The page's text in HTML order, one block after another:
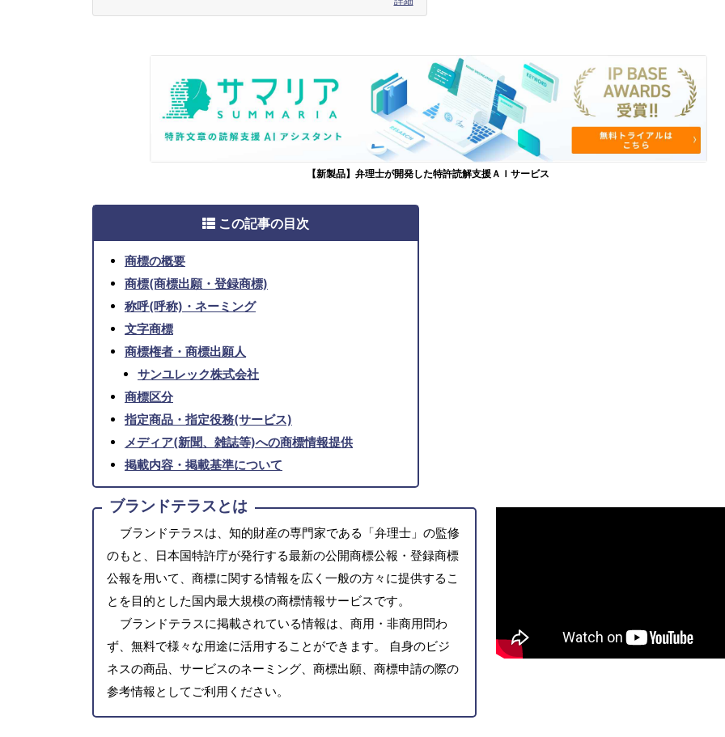
【新製品】弁理士が開発した特許読解支援ＡＩサービス
この記事の目次
商標の概要
商標(商標出願・登録商標)
称呼(呼称)・ネーミング
文字商標
商標権者・商標出願人
サンユレック株式会社
商標区分
指定商品・指定役務(サービス)
メディア(新聞、雑誌等)への商標情報提供
掲載内容・掲載基準について
ブランドテラスとは
ブランドテラスは、知的財産の専門家である「弁理士」の監修
のもと、日本国特許庁が発行する最新の公開商標公報・登録商標
公報を用いて、商標に関する情報を広く一般の方々に提供するこ
とを目的とした国内最大規模の商標情報サービスです。
ブランドテラスに掲載されている情報は、商用・非商用問わ
ず、無料で様々な用途に活用することができます。 自身のビジ
ネスの商品、サービスのネーミング、商標出願、商標申請の際の
参考情報としてご利用ください。